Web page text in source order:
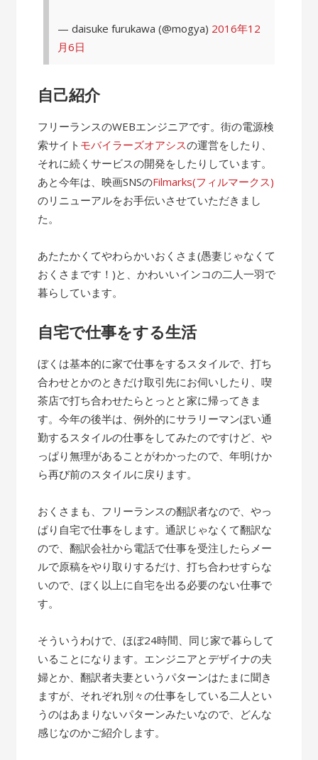
— daisuke furukawa (@mogya) 2016年12
月6日
自己紹介
フリーランスのWEBエンジニアです。街の電源検
索サイト モバイラーズオアシスの運営をしたり、
それに続くサービスの開発をしたりしています。
あと今年は、映画SNSのFilmarks(フィルマークス)
のリニューアルをお手伝いさせていただきまし
た。
あたたかくてやわらかいおくさま(愚妻じゃなくて
おくさまです！)と、かわいいインコの二人一羽で
暮らしています。
自宅で仕事をする生活
ぼくは基本的に家で仕事をするスタイルで、打ち
合わせとかのときだけ取引先にお伺いしたり、喫
茶店で打ち合わせたらとっとと家に帰ってきま
す。今年の後半は、例外的にサラリーマンぽい通
勤するスタイルの仕事をしてみたのですけど、や
っぱり無理があることがわかったので、年明けか
ら再び前のスタイルに戻ります。
おくさまも、フリーランスの翻訳者なので、やっ
ぱり自宅で仕事をします。通訳じゃなくて翻訳な
ので、翻訳会社から電話で仕事を受注したらメー
ルで原稿をやり取りするだけ、打ち合わせすらな
いので、ぼく以上に自宅を出る必要のない仕事で
す。
そういうわけで、ほぼ24時間、同じ家で暮らして
いることになります。エンジニアとデザイナの夫
婦とか、翻訳者夫妻というパターンはたまに聞き
ますが、それぞれ別々の仕事をしている二人とい
うのはあまりないパターンみたいなので、どんな
感じなのかご紹介します。